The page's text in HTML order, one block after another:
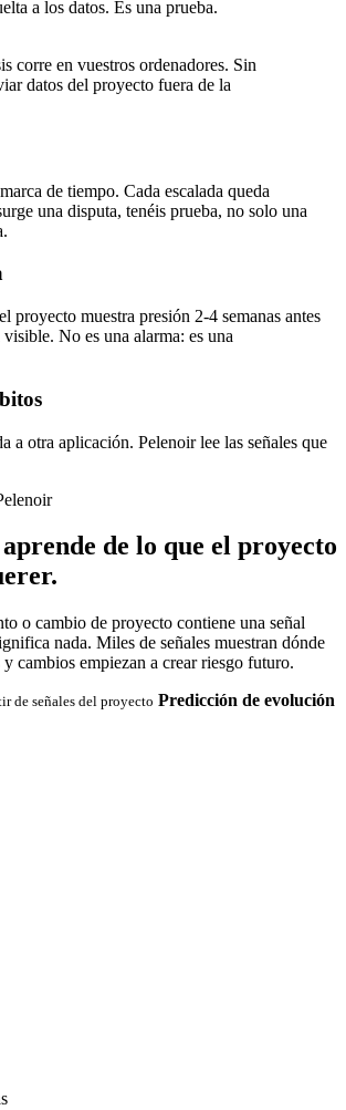
a los datos. Es una prueba.
corre en vuestros ordenadores. Sin
datos del proyecto fuera de la
de tiempo. Cada escalada queda
una disputa, tenéis prueba, no solo una
proyecto muestra presión 2-4 semanas antes
visible. No es una alarma: es una
a otra aplicación. Pelenoir lee las señales que
de lo que el proyecto
o cambio de proyecto contiene una señal
nada. Miles de señales muestran dónde
cambios empiezan a crear riesgo futuro.
de señales del proyecto Predicción de evolución